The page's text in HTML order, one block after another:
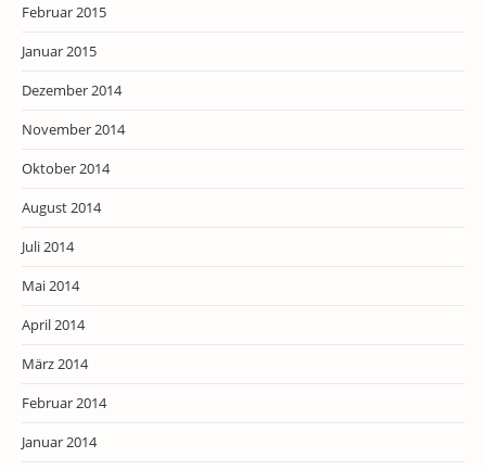
Februar 2015
Januar 2015
Dezember 2014
November 2014
Oktober 2014
August 2014
Juli 2014
Mai 2014
April 2014
März 2014
Februar 2014
Januar 2014